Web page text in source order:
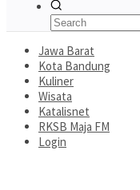
Jawa Barat
Kota Bandung
Kuliner
Wisata
Katalisnet
RKSB Maja FM
Login